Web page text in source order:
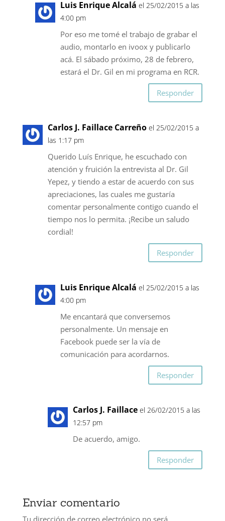
Luis Enrique Alcalá el 25/02/2015 a las
4:00 pm
Por eso me tomé el trabajo de grabar el
audio, montarlo en ivoox y publicarlo
acá. El sábado próximo, 28 de febrero,
estará el Dr. Gil en mi programa en RCR.
Responder
Carlos J. Faillace Carreño el 25/02/2015 a
las 1:17 pm
Querido Luís Enrique, he escuchado con
atención y fruición la entrevista al Dr. Gil
Yepez, y tiendo a estar de acuerdo con sus
apreciaciones, las cuales me gustaría
comentar personalmente contigo cuando el
tiempo nos lo permita. ¡Recibe un saludo
cordial!
Responder
Luis Enrique Alcalá el 25/02/2015 a las
4:00 pm
Me encantará que conversemos
personalmente. Un mensaje en
Facebook puede ser la vía de
comunicación para acordarnos.
Responder
Carlos J. Faillace el 26/02/2015 a las
12:57 pm
De acuerdo, amigo.
Responder
Enviar comentario